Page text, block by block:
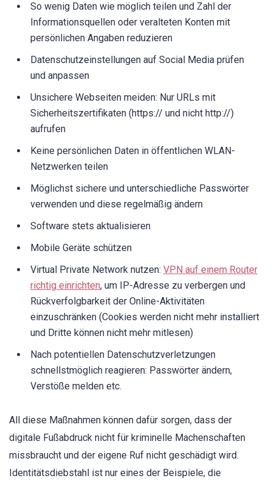
So wenig Daten wie möglich teilen und Zahl der
Informationsquellen oder veralteten Konten mit
persönlichen Angaben reduzieren
Datenschutzeinstellungen auf Social Media prüfen
und anpassen
Unsichere Webseiten meiden: Nur URLs mit
Sicherheitszertifikaten (https:// und nicht http://)
aufrufen
Keine persönlichen Daten in öffentlichen WLAN-
Netzwerken teilen
Möglichst sichere und unterschiedliche Passwörter
verwenden und diese regelmäßig ändern
Software stets aktualisieren
Mobile Geräte schützen
Virtual Private Network nutzen: VPN auf einem Router
richtig einrichten, um IP-Adresse zu verbergen und
Rückverfolgbarkeit der Online-Aktivitäten
einzuschränken (Cookies werden nicht mehr installiert
und Dritte können nicht mehr mitlesen)
Nach potentiellen Datenschutzverletzungen
schnellstmöglich reagieren: Passwörter ändern,
Verstöße melden etc.
All diese Maßnahmen können dafür sorgen, dass der
digitale Fußabdruck nicht für kriminelle Machenschaften
missbraucht und der eigene Ruf nicht geschädigt wird.
Identitätsdiebstahl ist nur eines der Beispiele, die